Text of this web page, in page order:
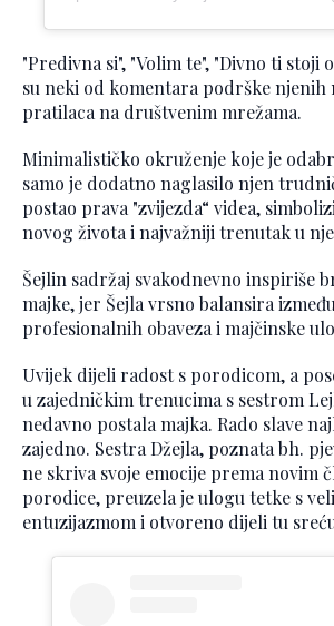
"Predivna si", "Volim te", "Divno ti stoji
su neki od komentara podrške njenih
pratilaca na društvenim mrežama.
Minimalističko okruženje koje je
samo je dodatno naglasilo njen
postao prava "zvijezda“ videa,
novog života i najvažniji trenutak u
Šejlin sadržaj svakodnevno inspiriše
majke, jer Šejla vrsno balansira
profesionalnih obaveza i majčinske
Uvijek dijeli radost s porodicom, a
u zajedničkim trenucima s sestrom
nedavno postala majka. Rado slave
zajedno. Sestra Džejla, poznata bh.
ne skriva svoje emocije prema novim
porodice, preuzela je ulogu tetke s
entuzijazmom i otvoreno dijeli tu